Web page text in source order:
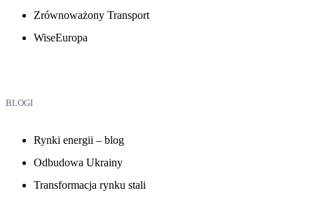
Zrównoważony Transport
WiseEuropa
BLOGI
Rynki energii – blog
Odbudowa Ukrainy
Transformacja rynku stali